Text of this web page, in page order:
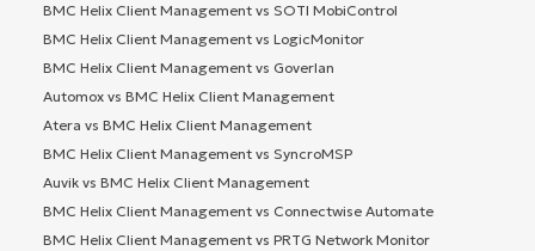
BMC Helix Client Management vs SOTI MobiControl
BMC Helix Client Management vs LogicMonitor
BMC Helix Client Management vs Goverlan
Automox vs BMC Helix Client Management
Atera vs BMC Helix Client Management
BMC Helix Client Management vs SyncroMSP
Auvik vs BMC Helix Client Management
BMC Helix Client Management vs Connectwise Automate
BMC Helix Client Management vs PRTG Network Monitor